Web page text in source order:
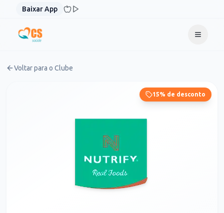
Pular para o conteúdo
Baixar App
Voltar para o Clube
15% de desconto